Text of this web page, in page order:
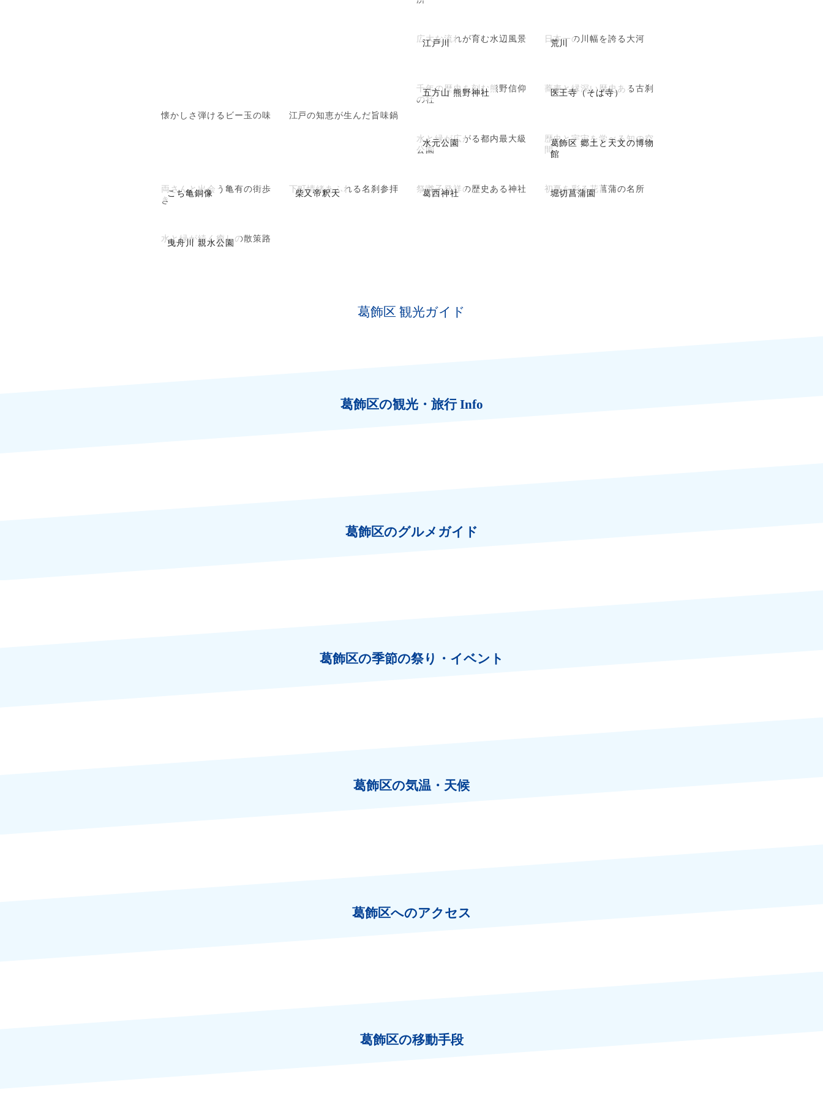
懐かしさ弾けるビー玉の味 江戸の知恵が生んだ旨味鍋
江戸川
広大な流れが育む水辺風景 荒川
日本一の川幅を誇る大河
五方山 熊野神社
千年の歴史を刻む熊野信仰
の社
医王寺（そば寺）
蕎麦と縁深い歴史ある古刹
水元公園
水と緑が広がる都内最大級
公園
葛飾区 郷土と天文の博物
館
歴史と宇宙を学べる知の空
間
こち亀銅像
両さんと出会う亀有の街歩
き
柴又帝釈天
下町情緒あふれる名刹参拝 葛西神社
祭囃子発祥の歴史ある神社 堀切菖蒲園
初夏を彩る花菖蒲の名所
曳舟川 親水公園
水と緑が続く癒しの散策路
葛飾区 観光ガイド
葛飾区の観光・旅行 Info
葛飾区のグルメガイド
葛飾区の季節の祭り・イベント
葛飾区の気温・天候
葛飾区へのアクセス
葛飾区の移動手段